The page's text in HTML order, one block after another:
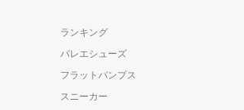
ランキング
バレエシューズ
フラットパンプス
スニーカー